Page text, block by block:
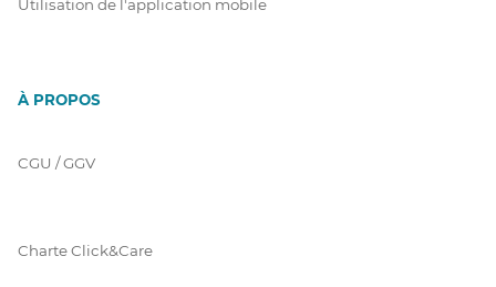
Utilisation de l'application mobile
À PROPOS
CGU / GGV
Charte Click&Care